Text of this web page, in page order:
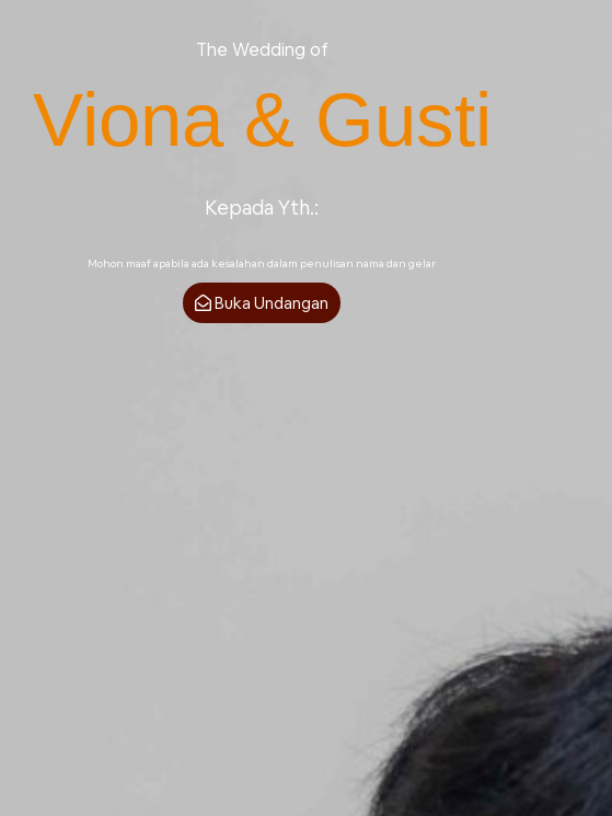
The Wedding of
Viona & Gusti
Kepada Yth.:
Mohon maaf apabila ada kesalahan dalam penulisan nama dan gelar
Buka Undangan